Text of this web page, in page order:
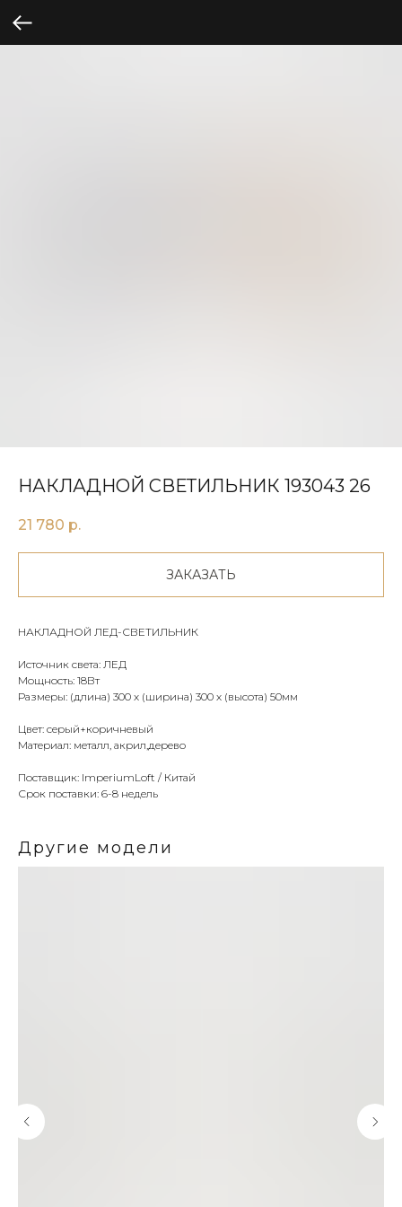
НАКЛАДНОЙ СВЕТИЛЬНИК 193043 26
21 780 р.
ЗАКАЗАТЬ
НАКЛАДНОЙ ЛЕД-СВЕТИЛЬНИК
Источник света: ЛЕД
Мощность: 18Вт
Размеры: (длина) 300 х (ширина) 300 х (высота) 50мм
Цвет: серый+коричневый
Материал: металл, акрил,дерево
Поставщик: ImperiumLoft / Китай
Срок поставки: 6-8 недель
Другие модели